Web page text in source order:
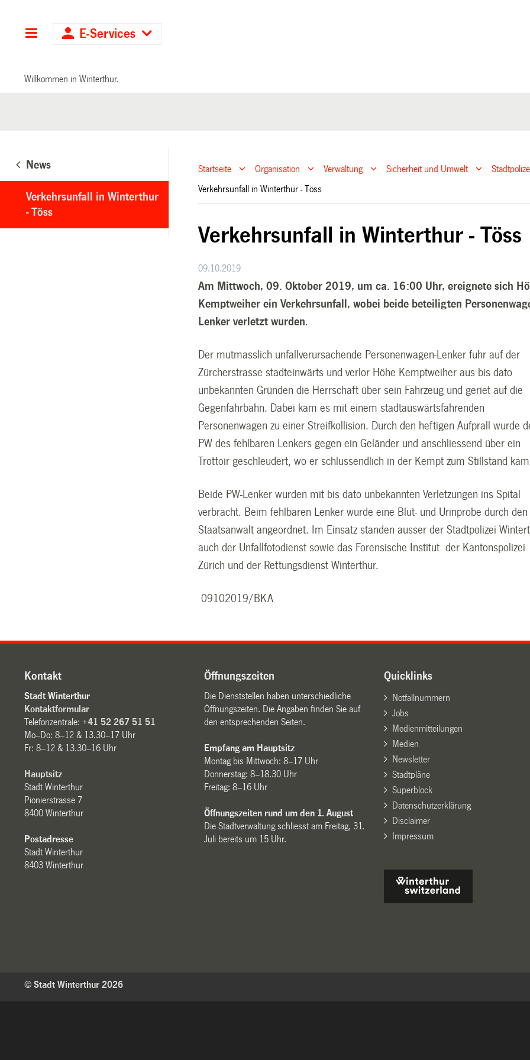
Hauptnavigation
E-Services
Willkommen in Winterthur.
News
Verkehrsunfall in Winterthur
- Töss
Startseite Organisation Verwaltung Sicherheit und Umwelt
Verkehrsunfall in Winterthur - Töss
Verkehrsunfall in Winterthur - Töss
09.10.2019
Am Mittwoch, 09. Oktober 2019, um ca. 16:00 Uhr, ereignete sich
Kemptweiher ein Verkehrsunfall, wobei beide beteiligten
Lenker verletzt wurden.
Der mutmasslich unfallverursachende Personenwagen-Lenker fuhr auf der
Zürcherstrasse stadteinwärts und verlor Höhe Kemptweiher aus bis dato
unbekannten Gründen die Herrschaft über sein Fahrzeug und geriet auf die
Gegenfahrbahn. Dabei kam es mit einem stadtauswärtsfahrenden
Personenwagen zu einer Streifkollision. Durch den heftigen Aufprall wurde
PW des fehlbaren Lenkers gegen ein Geländer und anschliessend über ein
Trottoir geschleudert, wo er schlussendlich in der Kempt zum Stillstand
Beide PW-Lenker wurden mit bis dato unbekannten Verletzungen ins Spital
verbracht. Beim fehlbaren Lenker wurde eine Blut- und Urinprobe durch den
Staatsanwalt angeordnet. Im Einsatz standen ausser der Stadtpolizei
auch der Unfallfotodienst sowie das Forensische Institut der Kantonspolizei
Zürich und der Rettungsdienst Winterthur.
09102019/BKA
Kontakt
Stadt Winterthur
Kontaktformular
Telefonzentrale:+41 52 267 51 51
Mo–Do: 8–12 & 13.30–17 Uhr
Fr: 8–12 & 13.30–16 Uhr
Hauptsitz
Stadt Winterthur
Pionierstrasse 7
8400 Winterthur
Postadresse
Stadt Winterthur
8403 Winterthur
Öffnungszeiten
Die Dienststellen haben unterschiedliche
Öffnungszeiten. Die Angaben finden Sie auf
den entsprechenden Seiten.
Empfang am Hauptsitz
Montag bis Mittwoch: 8–17 Uhr
Donnerstag: 8–18.30 Uhr
Freitag: 8–16 Uhr
Öffnungszeiten rund um den 1. August
Die Stadtverwaltung schliesst am Freitag, 31.
Juli bereits um 15 Uhr.
Quicklinks
Notfallnummern
Jobs
Medienmitteilungen
Medien
Newsletter
Stadtpläne
Superblock
Datenschutzerklärung
Disclaimer
Impressum
© Stadt Winterthur 2026